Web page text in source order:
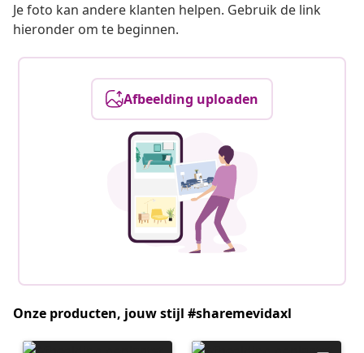
Je foto kan andere klanten helpen. Gebruik de link
hieronder om te beginnen.
Afbeelding uploaden
Onze producten, jouw stijl #sharemevidaxl